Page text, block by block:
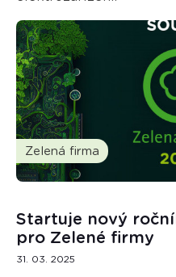
Zelená firma
Startuje nový
pro Zelené firmy
31. 03. 2025